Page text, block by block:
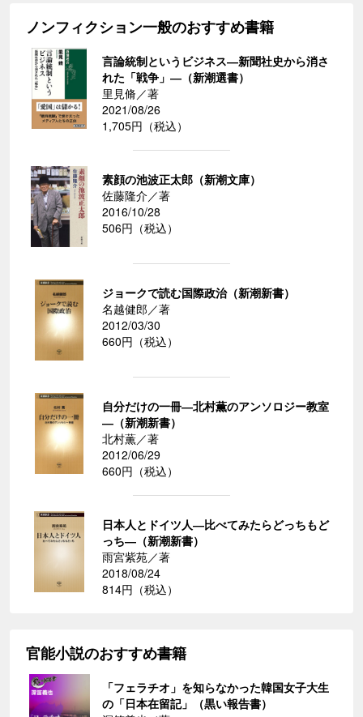
ノンフィクション一般のおすすめ書籍
言論統制というビジネス―新聞社史から消さ
れた「戦争」―（新潮選書）
里見脩／著
2021/08/26
1,705円（税込）
素顔の池波正太郎（新潮文庫）
佐藤隆介／著
2016/10/28
506円（税込）
ジョークで読む国際政治（新潮新書）
名越健郎／著
2012/03/30
660円（税込）
自分だけの一冊―北村薫のアンソロジー教室
―（新潮新書）
北村薫／著
2012/06/29
660円（税込）
日本人とドイツ人―比べてみたらどっちもど
っち―（新潮新書）
雨宮紫苑／著
2018/08/24
814円（税込）
官能小説のおすすめ書籍
「フェラチオ」を知らなかった韓国女子大生
の「日本在留記」（黒い報告書）